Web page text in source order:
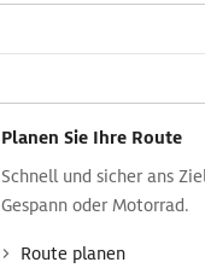
Planen Sie Ihre Route
Schnell und sicher ans
Gespann oder Motorrad.
Route planen